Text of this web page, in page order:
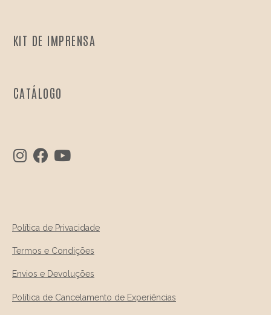
KIT DE IMPRENSA
CATÁLOGO
Política de Privacidade
Termos e Condições
Envios e Devoluções
Política de Cancelamento de Experiências